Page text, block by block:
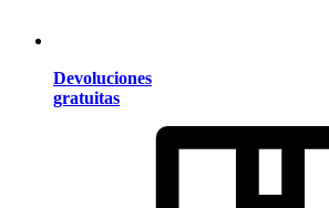
Devoluciones
gratuitas